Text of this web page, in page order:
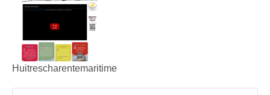
Huitrescharentemaritime